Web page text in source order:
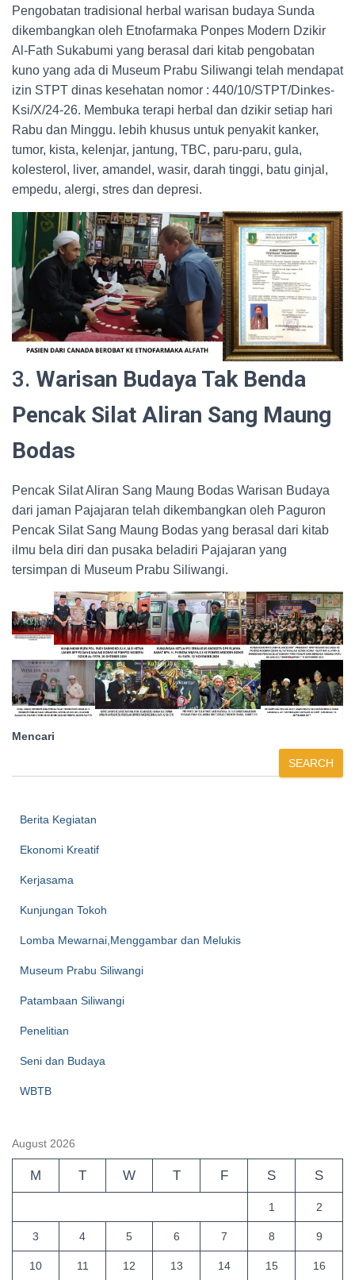
Pengobatan tradisional herbal warisan budaya Sunda
dikembangkan oleh Etnofarmaka Ponpes Modern Dzikir
Al-Fath Sukabumi yang berasal dari kitab pengobatan
kuno yang ada di Museum Prabu Siliwangi telah mendapat
izin STPT dinas kesehatan nomor : 440/10/STPT/Dinkes-
Ksi/X/24-26. Membuka terapi herbal dan dzikir setiap hari
Rabu dan Minggu. lebih khusus untuk penyakit kanker,
tumor, kista, kelenjar, jantung, TBC, paru-paru, gula,
kolesterol, liver, amandel, wasir, darah tinggi, batu ginjal,
empedu, alergi, stres dan depresi.
3. Warisan Budaya Tak Benda
Pencak Silat Aliran Sang Maung
Bodas
Pencak Silat Aliran Sang Maung Bodas Warisan Budaya
dari jaman Pajajaran telah dikembangkan oleh Paguron
Pencak Silat Sang Maung Bodas yang berasal dari kitab
ilmu bela diri dan pusaka beladiri Pajajaran yang
tersimpan di Museum Prabu Siliwangi.
Mencari
SEARCH
Berita Kegiatan
Ekonomi Kreatif
Kerjasama
Kunjungan Tokoh
Lomba Mewarnai,Menggambar dan Melukis
Museum Prabu Siliwangi
Patambaan Siliwangi
Penelitian
Seni dan Budaya
WBTB
August 2026
M T W T F S S
1 2
3 4 5 6 7 8 9
10 11 12 13 14 15 16